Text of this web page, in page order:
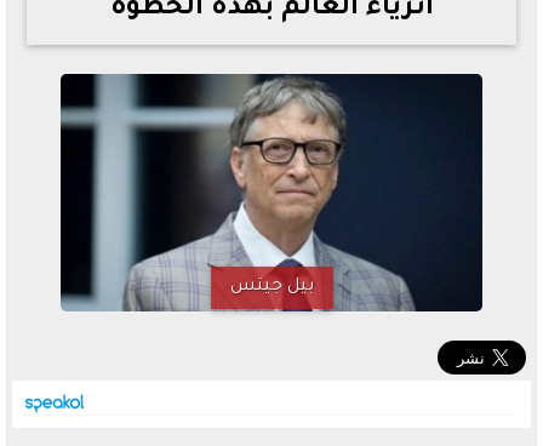
تصرف مثير من ميسي ونجوم الأرجنتين قبل مواجهة مصر
تحسن حالة فضل شاكر الصحية وخروجه من المستشفى |
أسعار الحديد والأسمنت اليوم الإثنين 6 - 7 - 2026
أثرياء العالم بهذه الخطوة
بيل جيتس